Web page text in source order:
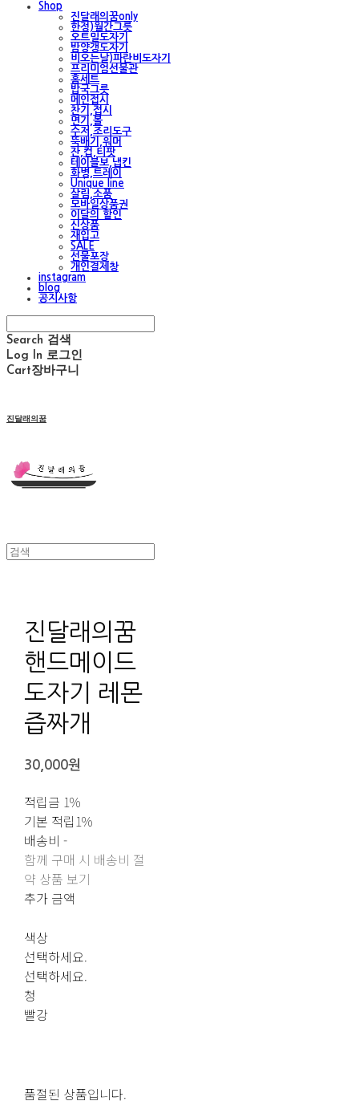
Shop
진달래의꿈only
한정)월간그릇
오트밀도자기
밤양갱도자기
비오는날)파란비도자기
프리미엄선물관
홈세트
밥국그릇
메인접시
찬기,접시
면기,볼
수저,조리도구
뚝배기,워머
잔,컵,티팟
테이블보,냅킨
화병,트레이
Unique line
살림,소품
모바일상품권
이달의 할인
신상품
재입고
SALE
선물포장
개인결제창
instagram
blog
공지사항
Search 검색
Log In 로그인
Cart장바구니
진달래의꿈
진달래의꿈
핸드메이드
도자기 레몬
즙짜개
30,000원
적립금 1%
기본 적립1%
배송비 -
함께 구매 시 배송비 절
약 상품 보기
추가 금액
색상
선택하세요.
선택하세요.
청
빨강
품절된 상품입니다.